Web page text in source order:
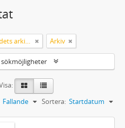
Svenska humanistiska förbundets arkiv: handlingar 2003-2012 Arkiv
Sortera: Startdatum
Fallande